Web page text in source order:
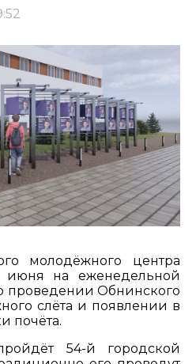
молодёжного центра
июня на еженедельной
проведении Обнинского
слёта и появлении в
почёта.
54-й городской